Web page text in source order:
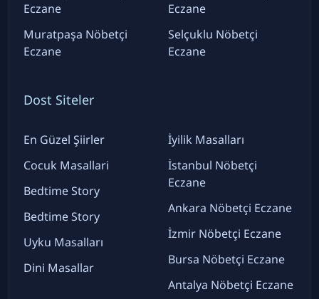
Eczane
Muratpaşa Nöbetçi
Eczane
Eczane
Selçuklu Nöbetçi
Eczane
Dost Siteler
En Güzel Şiirler
Cocuk Masallari
Bedtime Story
Bedtime Story
Uyku Masalları
Dini Masallar
İyilik Masalları
İstanbul Nöbetçi
Eczane
Ankara Nöbetçi Eczane
İzmir Nöbetçi Eczane
Bursa Nöbetçi Eczane
Antalya Nöbetçi Eczane